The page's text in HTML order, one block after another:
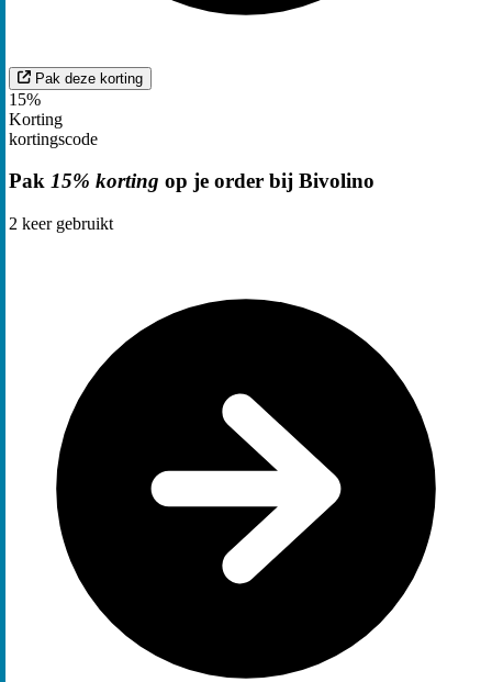
Pak deze korting
15%
Korting
kortingscode
Pak 15% korting op je order bij Bivolino
2 keer gebruikt